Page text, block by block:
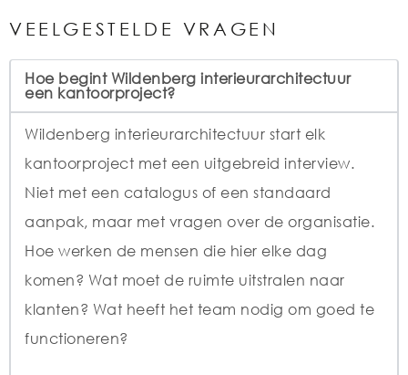
VEELGESTELDE VRAGEN
Hoe begint Wildenberg interieurarchitectuur
een kantoorproject?
Wildenberg interieurarchitectuur start elk
kantoorproject met een uitgebreid interview.
Niet met een catalogus of een standaard
aanpak, maar met vragen over de organisatie.
Hoe werken de mensen die hier elke dag
komen? Wat moet de ruimte uitstralen naar
klanten? Wat heeft het team nodig om goed te
functioneren?